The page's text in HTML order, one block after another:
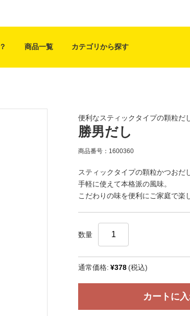
商品一覧 カテゴリから探す
便利なスティックタイプの顆粒だ
勝男だし
商品番号：1600360
スティックタイプの顆粒かつおだ
手軽に使えて本格派の風味。
こだわりの味を便利にご家庭で楽
数量
通常価格: ¥378 (税込)
カートに